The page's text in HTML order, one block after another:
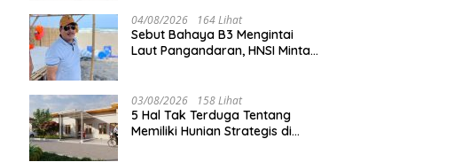
04/08/2026 164 Lihat
Sebut Bahaya B3 Mengintai
Laut Pangandaran, HNSI Minta
03/08/2026 158 Lihat
5 Hal Tak Terduga Tentang
Memiliki Hunian Strategis di